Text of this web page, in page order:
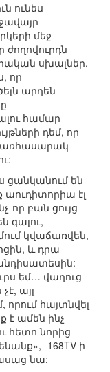
ունես
մեջ
ժողովուրդն
սխալներ,
որ
արդեն
համար
դեմ, որ
առհասարակ
ցանկանում են
աուդիտորիա էլ
որ բան ցույց
գալու,
կվաճառվեն,
և դրա
եմ… վաղուց
այլ
հայտնվել
է ամեն ինչ
հետո նորից
168TV-ի
նա: